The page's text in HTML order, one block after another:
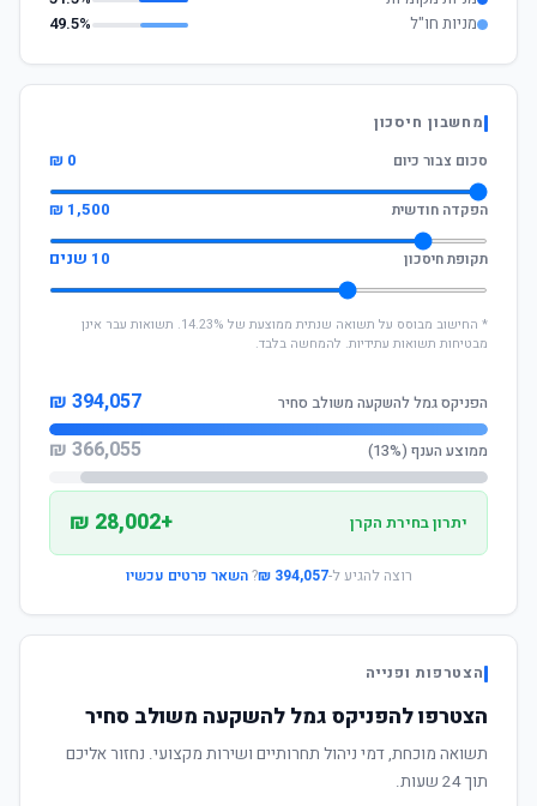
מניות חו"ל
49.5%
מחשבון חיסכון
סכום צבור כיום
0 ₪
הפקדה חודשית 1,500 ₪
תקופת חיסכון 10 שנים
* החישוב מבוסס על תשואה שנתית ממוצעת של 14.23%. תשואות עבר אינן
מבטיחות תשואות עתידיות. להמחשה בלבד.
הפניקס גמל להשקעה משולב סחיר 394,057 ₪
ממוצע הענף (13%) 366,055 ₪
יתרון בחירת הקרן +28,002 ₪
רוצה להגיע ל-394,057 ₪
?השאר פרטים עכשיו
הצטרפות ופנייה
הצטרפו להפניקס גמל להשקעה משולב סחיר
תשואה מוכחת, דמי ניהול תחרותיים ושירות מקצועי. נחזור אליכם
תוך 24 שעות.